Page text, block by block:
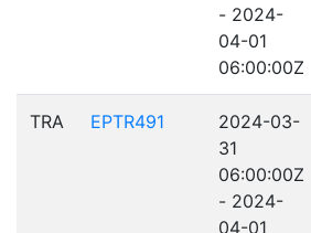
- 2024-
04-01
06:00:00Z
TRA EPTR491
2024-03-
31
06:00:00Z
- 2024-
04-01